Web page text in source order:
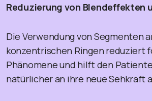
Reduzierung von Blendeffekten
Die Verwendung von Segmenten
konzentrischen Ringen reduziert
Phänomene und hilft den
natürlicher an ihre neue Sehkraft